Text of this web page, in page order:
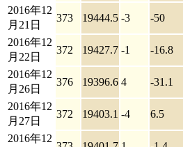
2016年12
月21日
373 19444.5 -3 -50
2016年12
月22日
372 19427.7 -1 -16.8
2016年12
月26日
376 19396.6 4 -31.1
2016年12
月27日
372 19403.1 -4 6.5
2016年12